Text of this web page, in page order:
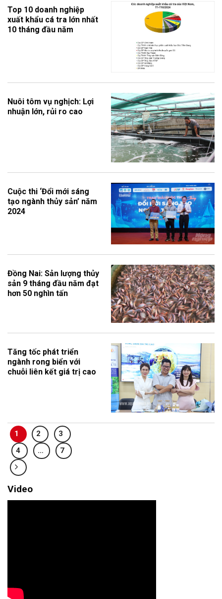
Top 10 doanh nghiệp
xuất khẩu cá tra lớn nhất
10 tháng đầu năm
Nuôi tôm vụ nghịch: Lợi
nhuận lớn, rủi ro cao
Cuộc thi ‘Đổi mới sáng
tạo ngành thủy sản’ năm
2024
Đồng Nai: Sản lượng thủy
sản 9 tháng đầu năm đạt
hơn 50 nghìn tấn
Tăng tốc phát triển
ngành rong biển với
chuỗi liên kết giá trị cao
1 2
3
4
… 7
Video